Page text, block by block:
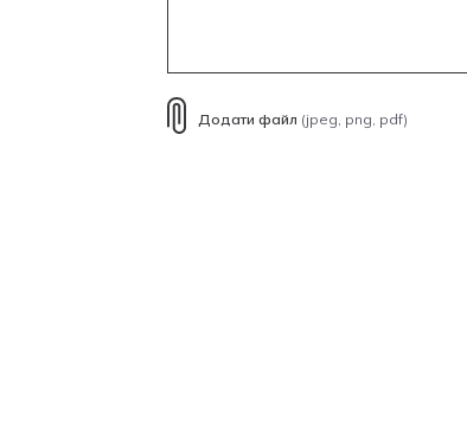
Додати файл (jpeg, png, pdf)